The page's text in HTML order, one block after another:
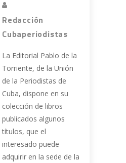
Redacción
Cubaperiodistas
La Editorial Pablo de la
Torriente, de la Unión
de la Periodistas de
Cuba, dispone en su
colección de libros
publicados algunos
títulos, que el
interesado puede
adquirir en la sede de la